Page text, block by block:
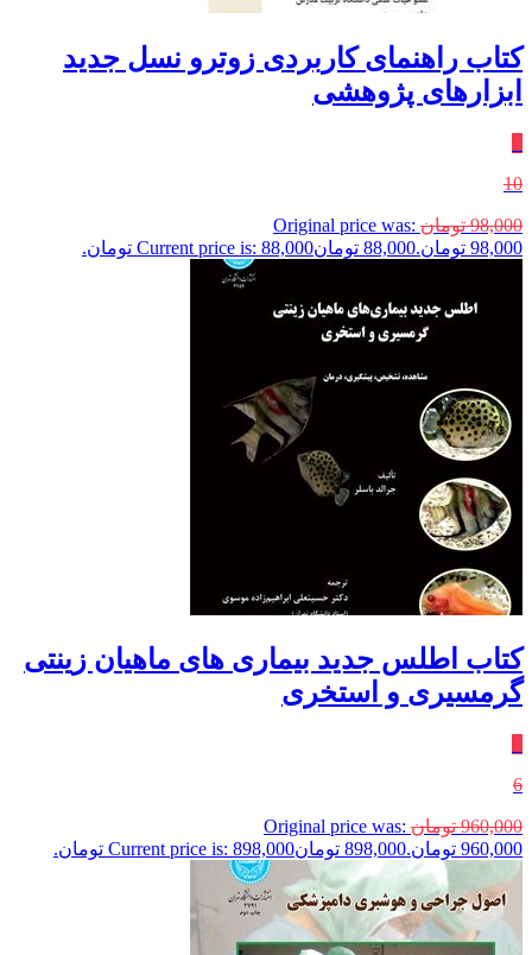
کتاب راهنمای کاربردی زوترو نسل جدید
ابزارهای پژوهشی
10
98,000 تومان Original price was:
98,000 تومان.
88,000 تومانCurrent price is: 88,000 تومان.
کتاب اطلس جدید بیماری های ماهیان زینتی
گرمسیری و استخری
6
960,000 تومان Original price was:
960,000 تومان.
898,000 تومانCurrent price is: 898,000 تومان.